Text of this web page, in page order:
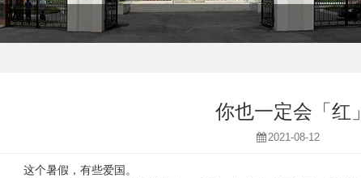
你也一定会「红」
2021-08-12
这个暑假，有些爱国。